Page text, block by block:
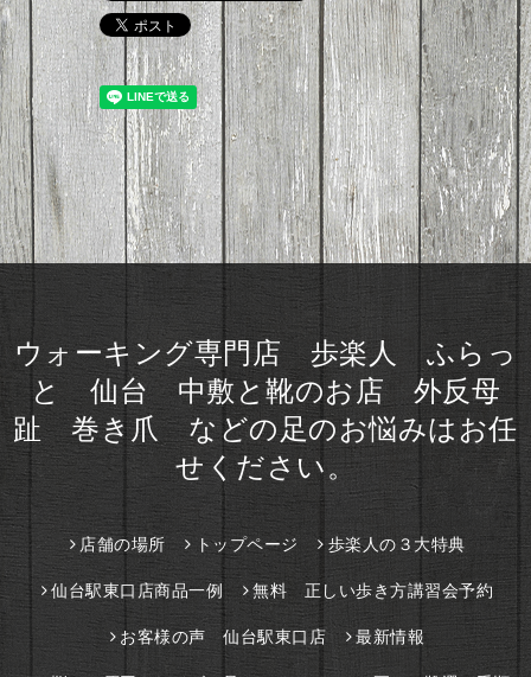
ウォーキング専門店 歩楽人 ふらっ
と 仙台 中敷と靴のお店 外反母
趾 巻き爪 などの足のお悩みはお任
せください。
店舗の場所 トップページ 歩楽人の３大特典
仙台駅東口店商品一例 無料 正しい歩き方講習会予約
お客様の声 仙台駅東口店 最新情報